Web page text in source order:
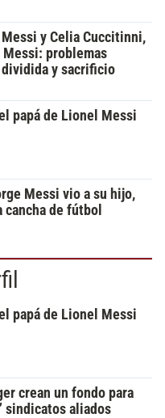
y Celia Cuccitinni,
Messi: problemas
y sacrificio
papá de Lionel Messi
Messi vio a su hijo,
de fútbol
papá de Lionel Messi
crean un fondo para
sindicatos aliados